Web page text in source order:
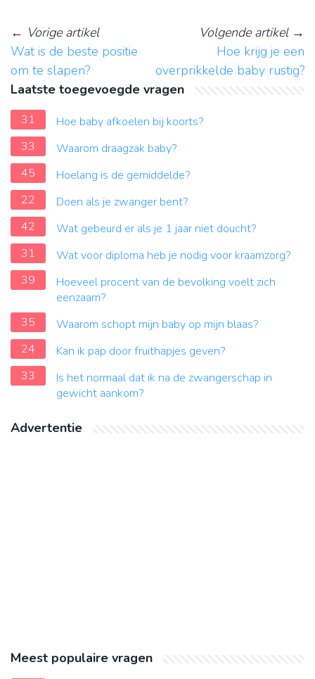
← Vorige artikel
Wat is de beste positie
om te slapen?
Volgende artikel→
Hoe krijg je een
overprikkelde baby rustig?
Laatste toegevoegde vragen
31
Hoe baby afkoelen bij koorts?
33
Waarom draagzak baby?
45
Hoelang is de gemiddelde?
22
Doen als je zwanger bent?
42
Wat gebeurd er als je 1 jaar niet doucht?
31
Wat voor diploma heb je nodig voor kraamzorg?
39
Hoeveel procent van de bevolking voelt zich
eenzaam?
35
Waarom schopt mijn baby op mijn blaas?
24
Kan ik pap door fruithapjes geven?
33
Is het normaal dat ik na de zwangerschap in
gewicht aankom?
Advertentie
Meest populaire vragen